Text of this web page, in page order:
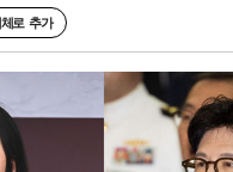
로 추가